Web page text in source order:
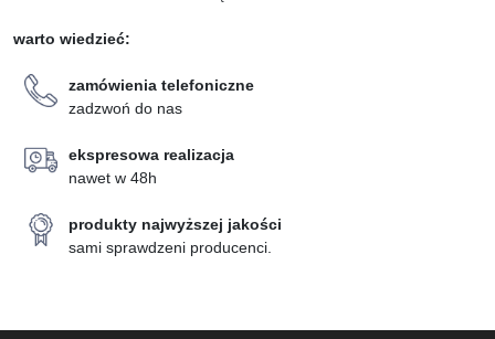
warto wiedzieć:
zamówienia telefoniczne
zadzwoń do nas
ekspresowa realizacja
nawet w 48h
produkty najwyższej jakości
sami sprawdzeni producenci.